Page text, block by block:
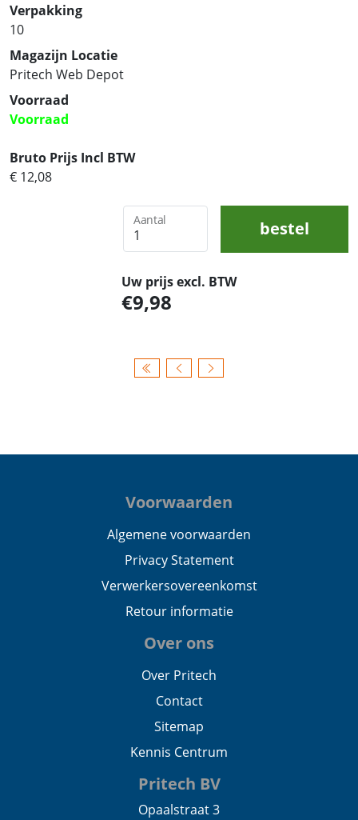
Verpakking
10
Magazijn Locatie
Pritech Web Depot
Voorraad
Voorraad
Bruto Prijs Incl BTW
€ 12,08
Aantal bestel
Uw prijs excl. BTW
9,98
Voorwaarden
Algemene voorwaarden
Privacy Statement
Verwerkersovereenkomst
Retour informatie
Over ons
Over Pritech
Contact
Sitemap
Kennis Centrum
Pritech BV
Opaalstraat 3